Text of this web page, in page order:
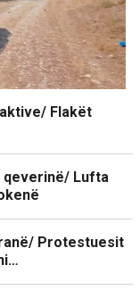
Flakët
qeverinë/ Lufta
Protestuesit